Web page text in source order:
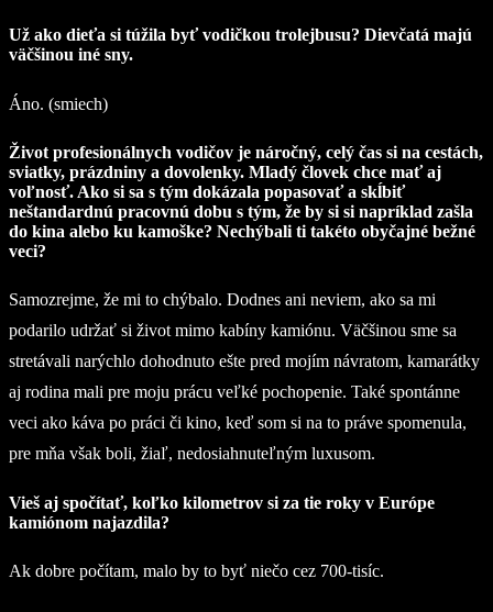
Už ako dieťa si túžila byť vodičkou trolejbusu? Dievčatá majú
väčšinou iné sny.
Áno. (smiech)
Život profesionálnych vodičov je náročný, celý čas si na cestách,
sviatky, prázdniny a dovolenky. Mladý človek chce mať aj
voľnosť. Ako si sa s tým dokázala popasovať a skĺbiť
neštandardnú pracovnú dobu s tým, že by si si napríklad zašla
do kina alebo ku kamoške? Nechýbali ti takéto obyčajné bežné
veci?
Samozrejme, že mi to chýbalo. Dodnes ani neviem, ako sa mi
podarilo udržať si život mimo kabíny kamiónu. Väčšinou sme sa
stretávali narýchlo dohodnuto ešte pred mojím návratom, kamarátky
aj rodina mali pre moju prácu veľké pochopenie. Také spontánne
veci ako káva po práci či kino, keď som si na to práve spomenula,
pre mňa však boli, žiaľ, nedosiahnuteľným luxusom.
Vieš aj spočítať, koľko kilometrov si za tie roky v Európe
kamiónom najazdila?
Ak dobre počítam, malo by to byť niečo cez 700-tisíc.